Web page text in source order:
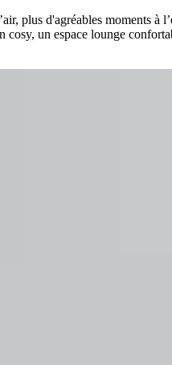
plus d'agréables moments
cosy, un espace lounge